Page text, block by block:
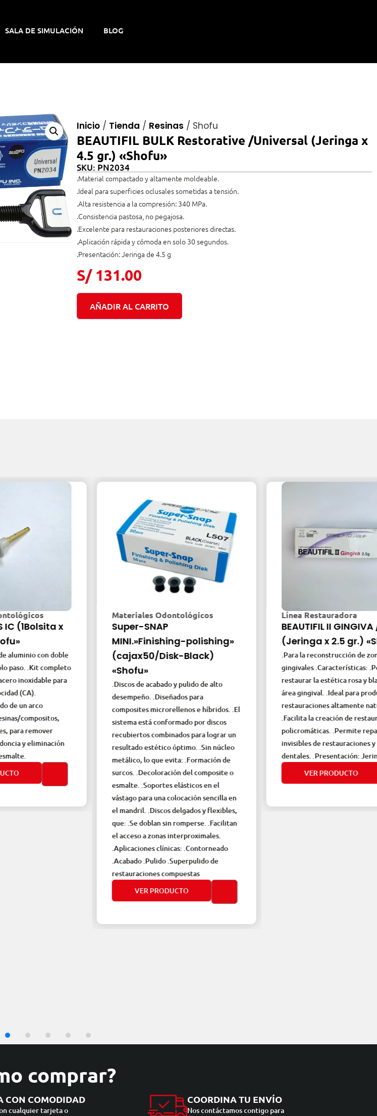
SALA DE SIMULACIÓN BLOG
Inicio / Tienda / Resinas / Shofu
BEAUTIFIL BULK Restorative /Universal (Jeringa x
4.5 gr.) «Shofu»
SKU: PN2034
.Material compactado y altamente moldeable.
.Ideal para superficies oclusales sometidas a tensión.
.Alta resistencia a la compresión: 340 MPa.
.Consistencia pastosa, no pegajosa.
.Excelente para restauraciones posteriores directas.
.Aplicación rápida y cómoda en solo 30 segundos.
.Presentación: Jeringa de 4.5 g
S/131.00
AÑADIR AL CARRITO
x
Materiales Odontológicos
Super-SNAP
MINI.»Finishing-polishing»
(cajax50/Disk-Black)
«Shofu»
.Discos de acabado y pulido de alto
desempeño. .Diseñados para
composites microrellenos e híbridos. .El
sistema está conformado por discos
recubiertos combinados para lograr un
resultado estético óptimo. .Sin núcleo
metálico, lo que evita: .Formación de
surcos. .Decoloración del composite o
esmalte. .Soportes elásticos en el
vástago para una colocación sencilla en
el mandril. .Discos delgados y flexibles,
que: .Se doblan sin romperse. .Facilitan
el acceso a zonas interproximales.
.Aplicaciones clínicas: .Contorneado
.Acabado .Pulido .Superpulido de
restauraciones compuestas
VER PRODUCTO
Línea Restauradora
BEAUTIFIL II GINGIVA / G-V
(Jeringa x 2.5 gr.) «Shofu»
.Para la reconstrucción de zonas
gingivales .Características: .Permite
restaurar la estética rosa y blanca en el
área gingival. .Ideal para producir
restauraciones altamente naturales.
.Facilita la creación de restauraciones
policromáticas. .Permite reparaciones
invisibles de restauraciones y prótesis
dentales. .Presentación: Jeringa 2.5 g
VER PRODUCTO
comprar?
CON COMODIDAD
cualquier tarjeta o
COORDINA TU ENVÍO
Nos contáctamos contigo para